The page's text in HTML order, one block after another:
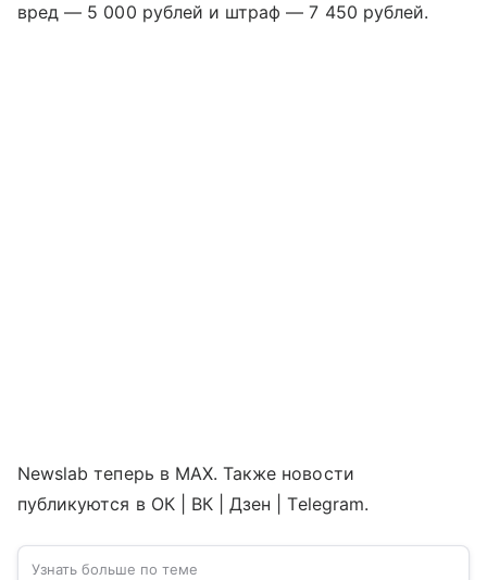
вред — 5 000 рублей и штраф — 7 450 рублей.
Newslab теперь в МАХ. Также новости
публикуются в ОК | ВК | Дзен | Telegram.
Узнать больше по теме